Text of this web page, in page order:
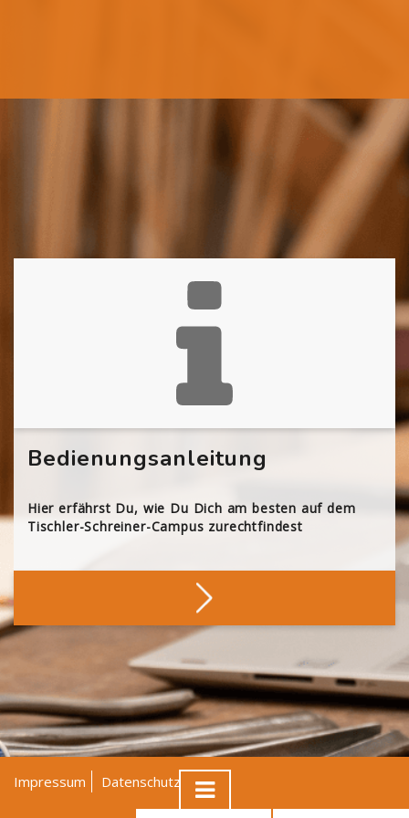
Bedienungsanleitung
Hier erfährst Du, wie Du Dich am besten auf dem
Tischler-Schreiner-Campus zurechtfindest
Impressum Datenschutz
AGB